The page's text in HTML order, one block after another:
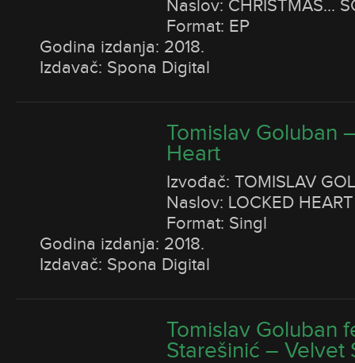
Naslov: CHRISTMAS...
Format: EP
Godina izdanja: 2018.
Izdavač: Spona Digital
Tomislav Goluban
Heart
Izvođač: TOMISLAV
Naslov: LOCKED HEART
Format: Singl
Godina izdanja: 2018.
Izdavač: Spona Digital
Tomislav Goluban
Starešinić – Velvet